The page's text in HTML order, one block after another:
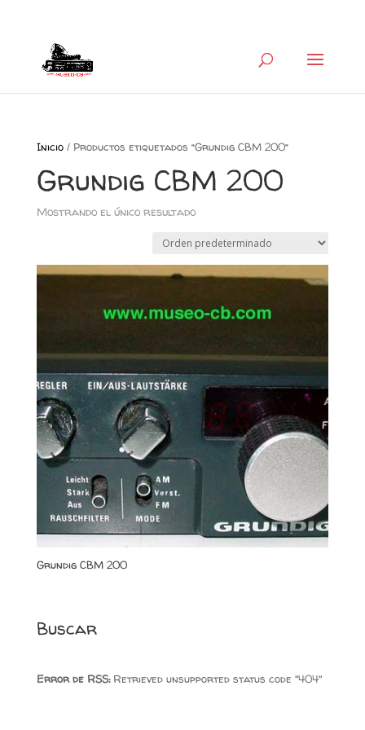
Inicio/ Productos etiquetados “Grundig CBM 200”
Grundig CBM 200
Mostrando el único resultado
Grundig CBM 200
Buscar
Error de RSS:Retrieved unsupported status code "404"